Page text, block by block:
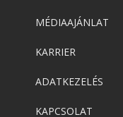
MÉDIAAJÁNLAT
KARRIER
ADATKEZELÉS
KAPCSOLAT